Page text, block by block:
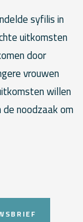
syfilis in
uitkomsten
door
vrouwen
willen
noodzaak om